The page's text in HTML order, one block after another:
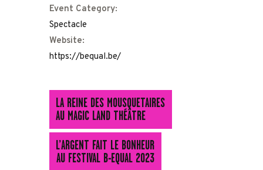
Event Category:
Spectacle
Website:
https://bequal.be/
LA REINE DES MOUSQUETAIRES
AU MAGIC LAND THÉÂTRE
L’ARGENT FAIT LE BONHEUR
AU FESTIVAL B-EQUAL 2023